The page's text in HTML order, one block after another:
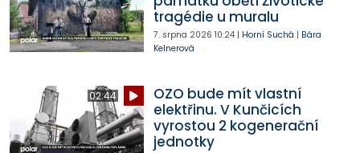
tragédie u muralu
7. srpna 2026 10:24| Horní Suchá | Bára
Kelnerová
02:44
OZO bude mít vlastní
elektřinu. V Kunčicích
vyrostou 2 kogenerační
jednotky